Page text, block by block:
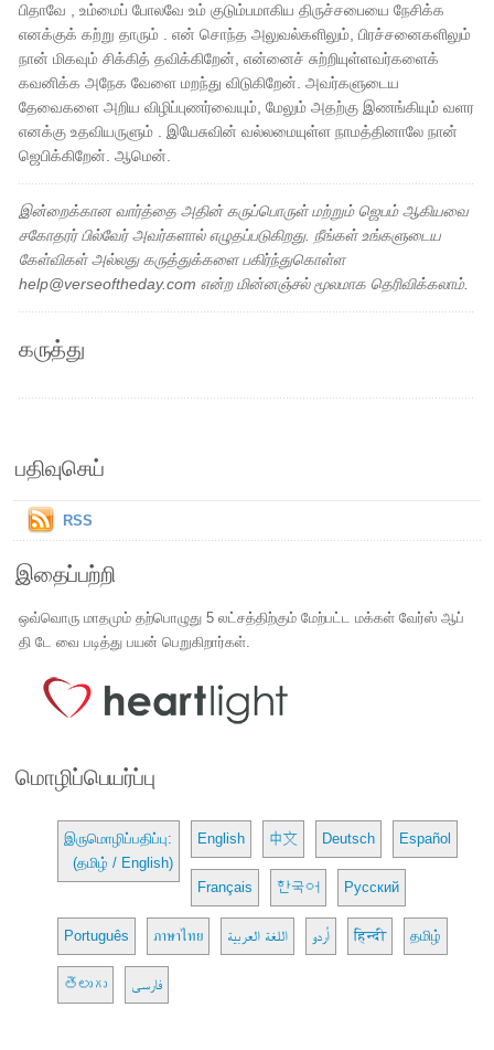
பிதாவே , உம்மைப் போலவே உம் குடும்பமாகிய திருச்சபையை நேசிக்க
எனக்குக் கற்று தாரும் . என் சொந்த அலுவல்களிலும், பிரச்சனைகளிலும்
நான் மிகவும் சிக்கித் தவிக்கிறேன், என்னைச் சுற்றியுள்ளவர்களைக்
கவனிக்க அநேக வேளை மறந்து விடுகிறேன். அவர்களுடைய
தேவைகளை அறிய விழிப்புணர்வையும், மேலும் அதற்கு இணங்கியும் வளர
எனக்கு உதவியருளும் . இயேசுவின் வல்லமையுள்ள நாமத்தினாலே நான்
ஜெபிக்கிறேன். ஆமென்.
இன்றைக்கான வார்த்தை அதின் கருப்பொருள் மற்றும் ஜெபம் ஆகியவை
சகோதரர் பில்வேர் அவர்களால் எழுதப்படுகிறது. நீங்கள் உங்களுடைய
கேள்விகள் அல்லது கருத்துக்களை பகிர்ந்துகொள்ள
help@verseoftheday.com என்ற மின்னஞ்சல் மூலமாக தெரிவிக்கலாம்.
கருத்து
பதிவுசெய்
RSS
இதைப்பற்றி
ஒவ்வொரு மாதமும் தற்பொழுது 5 லட்சத்திற்கும் மேற்பட்ட மக்கள் வேர்ஸ் ஆப்
தி டே வை படித்து பயன் பெறுகிறார்கள்.
மொழிப்பெயர்ப்பு
இருமொழிப்பதிப்பு:
(தமிழ் / English)
English 中文 Deutsch Español
Français 한국어 Русский
Português ภาษาไทย اللغة العربية اُردو हिन्दी தமிழ்
తెలుగు فارسی